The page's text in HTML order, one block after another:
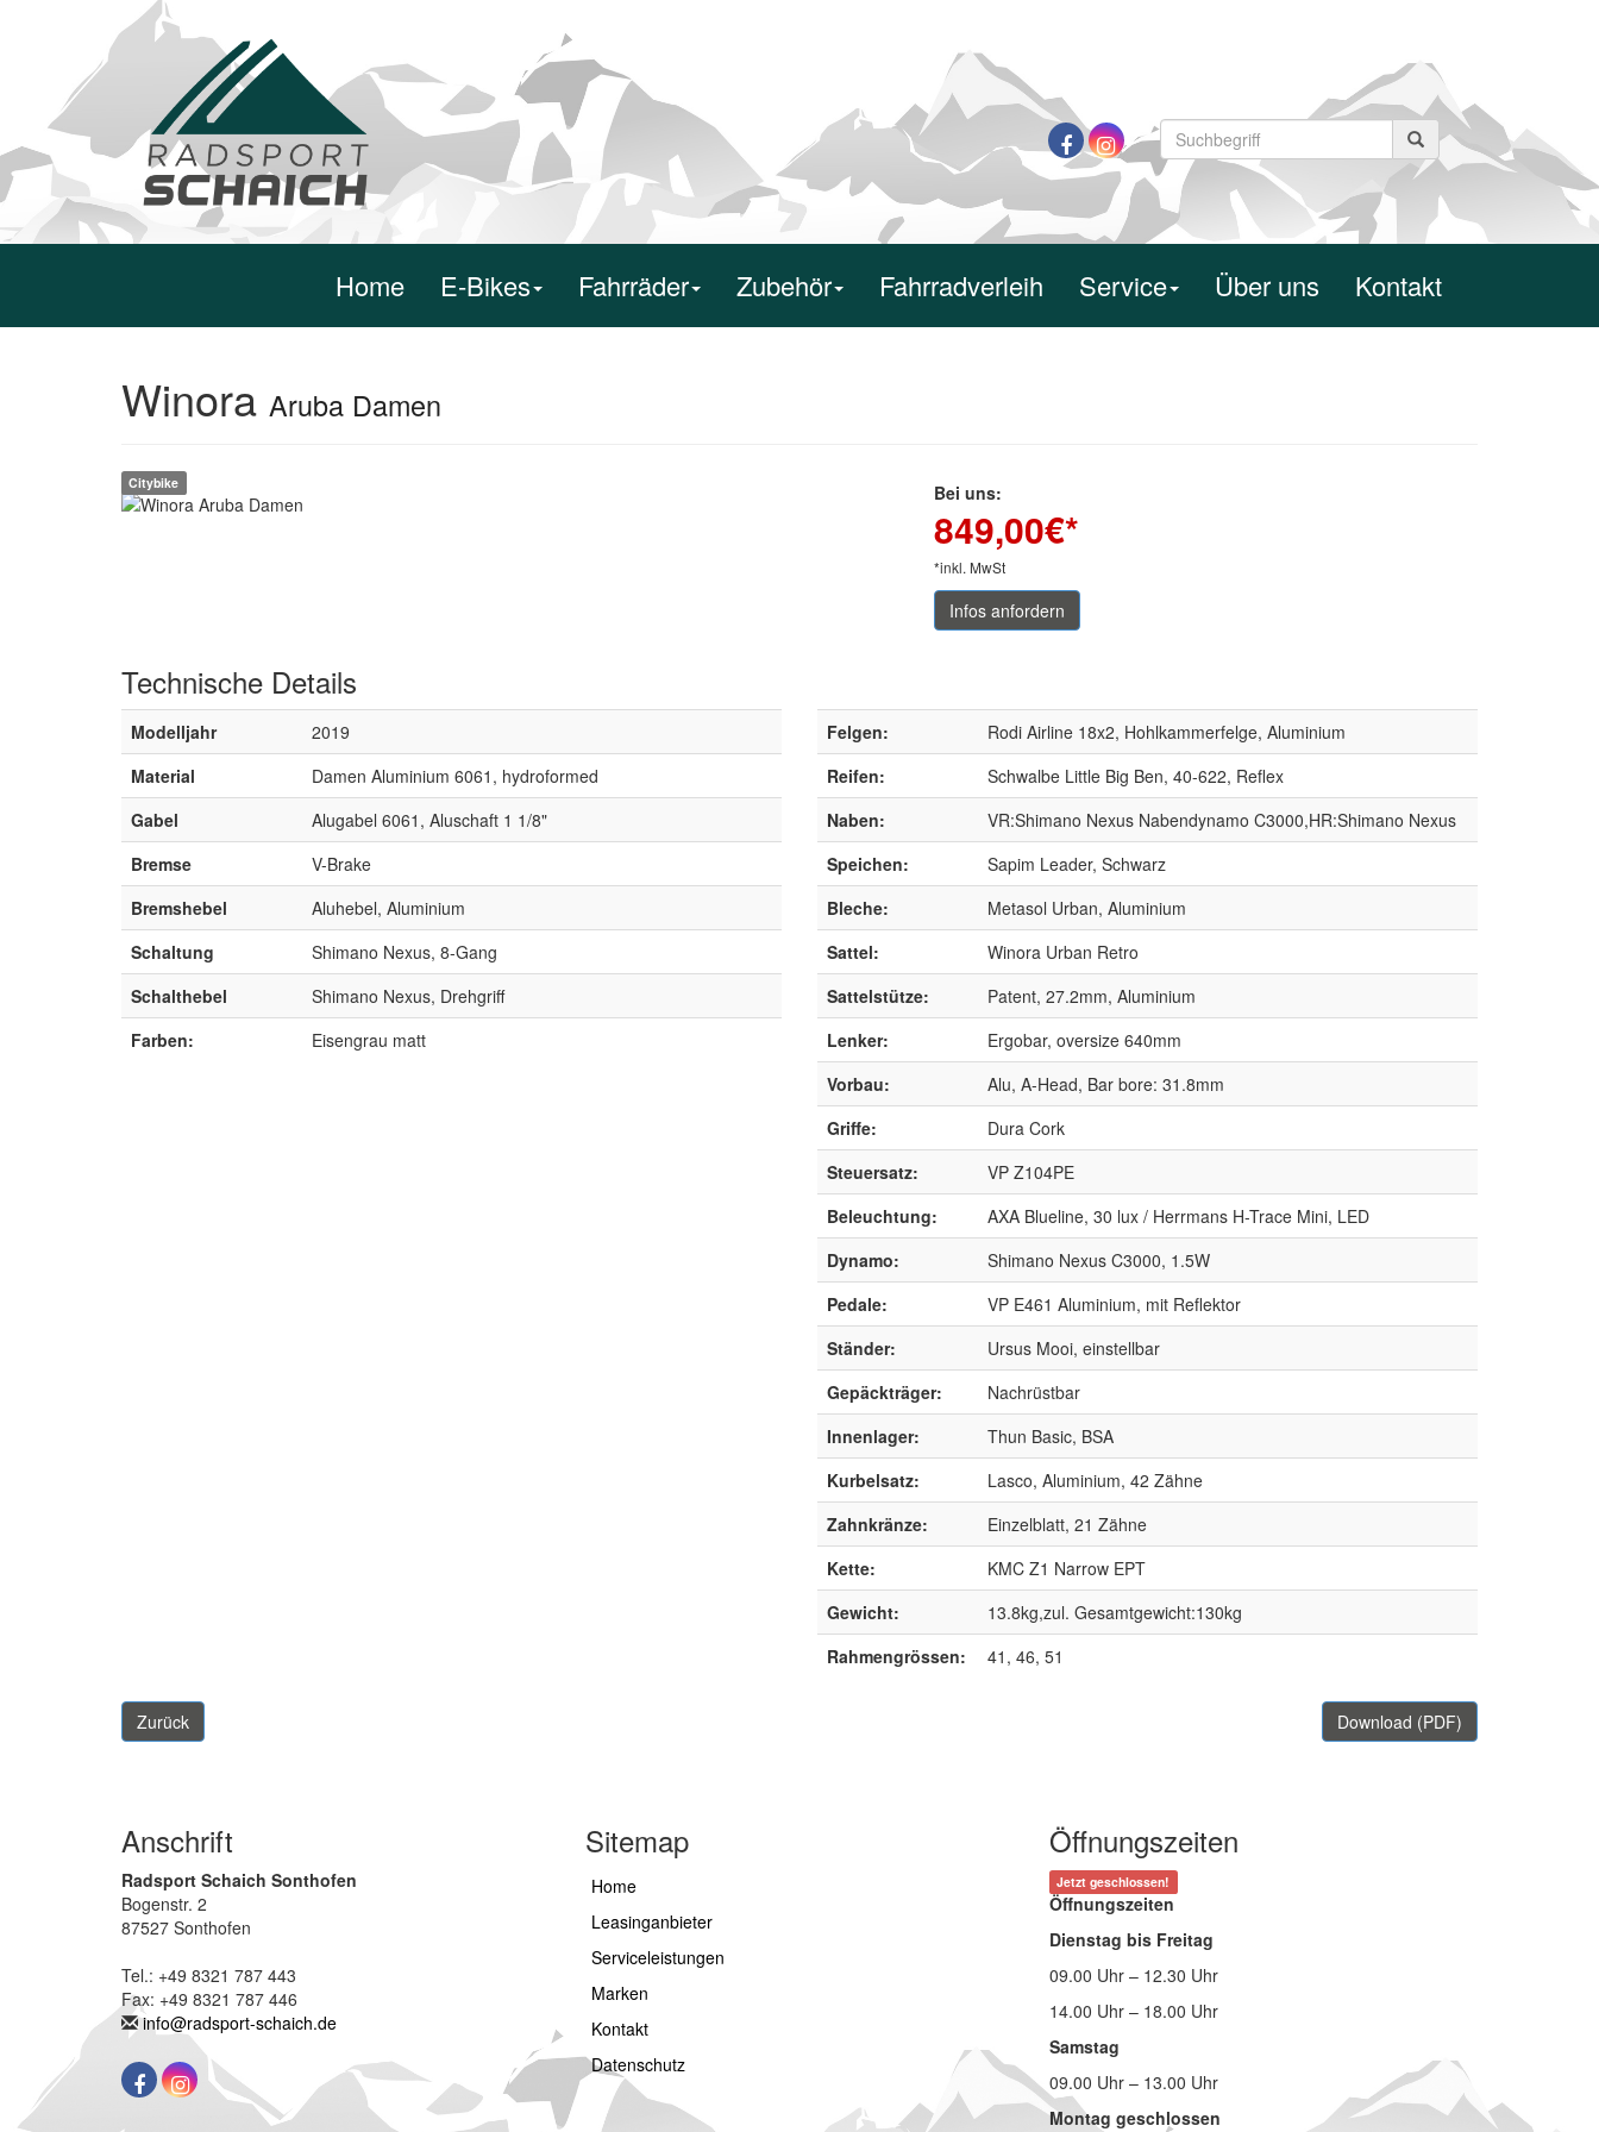
Home E-Bikes Fahrräder Zubehör Fahrradverleih Service Über uns Kontakt
Winora Aruba Damen
Citybike Bei uns:
849,00€*
*inkl. MwSt
Infos anfordern
Technische Details
Modelljahr
2019
Material
Damen Aluminium 6061, hydroformed
Gabel
Alugabel 6061, Aluschaft 1 1/8"
Bremse
V-Brake
Bremshebel
Aluhebel, Aluminium
Schaltung
Shimano Nexus, 8-Gang
Schalthebel
Shimano Nexus, Drehgriff
Farben:
Eisengrau matt
Felgen:
Rodi Airline 18x2, Hohlkammerfelge, Aluminium
Reifen:
Schwalbe Little Big Ben, 40-622, Reflex
Naben:
VR:Shimano Nexus Nabendynamo C3000,HR:Shimano Nexus
Speichen:
Sapim Leader, Schwarz
Bleche:
Metasol Urban, Aluminium
Sattel:
Winora Urban Retro
Sattelstütze:
Patent, 27.2mm, Aluminium
Lenker:
Ergobar, oversize 640mm
Vorbau:
Alu, A-Head, Bar bore: 31.8mm
Griffe:
Dura Cork
Steuersatz:
VP Z104PE
Beleuchtung:
AXA Blueline, 30 lux / Herrmans H-Trace Mini, LED
Dynamo:
Shimano Nexus C3000, 1.5W
Pedale:
VP E461 Aluminium, mit Reflektor
Ständer:
Ursus Mooi, einstellbar
Gepäckträger:
Nachrüstbar
Innenlager:
Thun Basic, BSA
Kurbelsatz:
Lasco, Aluminium, 42 Zähne
Zahnkränze:
Einzelblatt, 21 Zähne
Kette:
KMC Z1 Narrow EPT
Gewicht:
13.8kg,zul. Gesamtgewicht:130kg
Rahmengrössen:
41, 46, 51
Zurück Download (PDF)
Anschrift
Radsport Schaich Sonthofen
Bogenstr. 2
87527 Sonthofen
Tel.: +49 8321 787 443
Fax: +49 8321 787 446
info@radsport-schaich.de
Sitemap
Home
Leasinganbieter
Serviceleistungen
Marken
Kontakt
Datenschutz
Öffnungszeiten
Jetzt geschlossen!
Öffnungszeiten
Dienstag bis Freitag
09.00 Uhr – 12.30 Uhr
14.00 Uhr – 18.00 Uhr
Samstag
09.00 Uhr – 13.00 Uhr
Montag geschlossen